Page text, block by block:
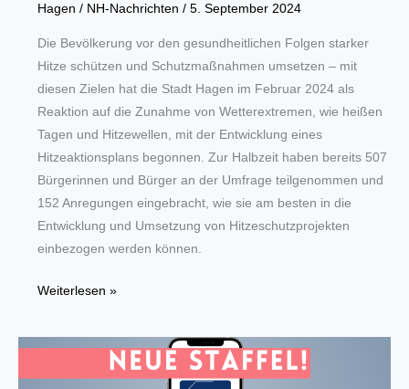
Hagen / NH-Nachrichten / 5. September 2024
Die Bevölkerung vor den gesundheitlichen Folgen starker
Hitze schützen und Schutzmaßnahmen umsetzen – mit
diesen Zielen hat die Stadt Hagen im Februar 2024 als
Reaktion auf die Zunahme von Wetterextremen, wie heißen
Tagen und Hitzewellen, mit der Entwicklung eines
Hitzeaktionsplans begonnen. Zur Halbzeit haben bereits 507
Bürgerinnen und Bürger an der Umfrage teilgenommen und
152 Anregungen eingebracht, wie sie am besten in die
Entwicklung und Umsetzung von Hitzeschutzprojekten
einbezogen werden können.
Hagen:
der
Umfrage
Weiterlesen »